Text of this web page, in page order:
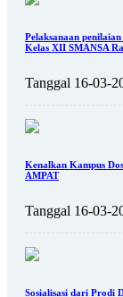
Pelaksanaan
Kelas XII SMANSA
Tanggal 16-03-
Kenalkan Kampus
AMPAT
Tanggal 16-03-
Sosialisasi dari Prodi